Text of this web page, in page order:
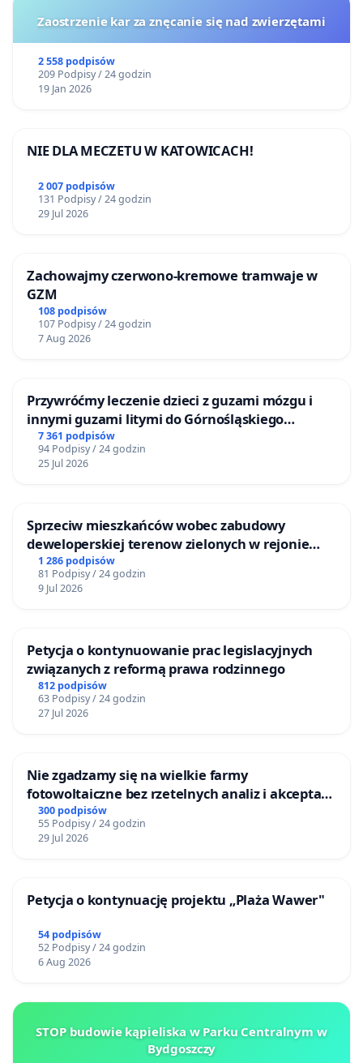
Zaostrzenie kar za znęcanie się nad zwierzętami
2 558 podpisów
209 Podpisy / 24 godzin
19 Jan 2026
NIE DLA MECZETU W KATOWICACH!
2 007 podpisów
131 Podpisy / 24 godzin
29 Jul 2026
Zachowajmy czerwono-kremowe tramwaje w
GZM
108 podpisów
107 Podpisy / 24 godzin
7 Aug 2026
Przywróćmy leczenie dzieci z guzami mózgu i
innymi guzami litymi do Górnośląskiego
Centrum Zdrowia Dziecka w Katowicach
7 361 podpisów
94 Podpisy / 24 godzin
25 Jul 2026
Sprzeciw mieszkańców wobec zabudowy
deweloperskiej terenow zielonych w rejonie
Bulwarów Straceńskich w Bielsku-Białej
1 286 podpisów
81 Podpisy / 24 godzin
9 Jul 2026
Petycja o kontynuowanie prac legislacyjnych
związanych z reformą prawa rodzinnego
812 podpisów
63 Podpisy / 24 godzin
27 Jul 2026
Nie zgadzamy się na wielkie farmy
fotowoltaiczne bez rzetelnych analiz i akceptacji
mieszkańców
300 podpisów
55 Podpisy / 24 godzin
29 Jul 2026
Petycja o kontynuację projektu „Plaża Wawer"
54 podpisów
52 Podpisy / 24 godzin
6 Aug 2026
STOP budowie kąpieliska w Parku Centralnym w
Bydgoszczy